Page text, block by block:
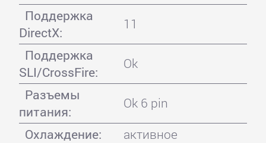
Поддержка
DirectX:
11
Поддержка
SLI/CrossFire:
Ok
Разъемы
питания:
Ok 6 pin
Охлаждение:
активное